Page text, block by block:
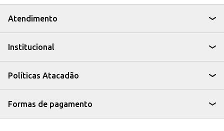
Atendimento
Institucional
Políticas Atacadão
Formas de pagamento